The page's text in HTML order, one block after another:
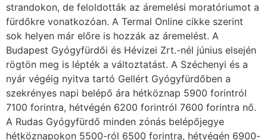
strandokon, de feloldották az áremelési moratóriumot a
fürdőkre vonatkozóan. A Termal Online cikke szerint
sok helyen már előre is hozzák az áremelést. A
Budapest Gyógyfürdői és Hévizei Zrt.-nél június elsején
rögtön meg is lépték a változtatást. A Széchenyi és a
nyár végéig nyitva tartó Gellért Gyógyfürdőben a
szekrényes napi belépő ára hétköznap 5900 forintról
7100 forintra, hétvégén 6200 forintról 7600 forintra nő.
A Rudas Gyógyfürdő minden zónás belépőjegye
hétköznapokon 5500-ról 6500 forintra, hétvégén 6900-